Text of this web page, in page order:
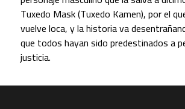
Tuxedo Mask (Tuxedo Kamen), por el
vuelve loca, y la historia va
que todos hayan sido predestinados a
justicia.